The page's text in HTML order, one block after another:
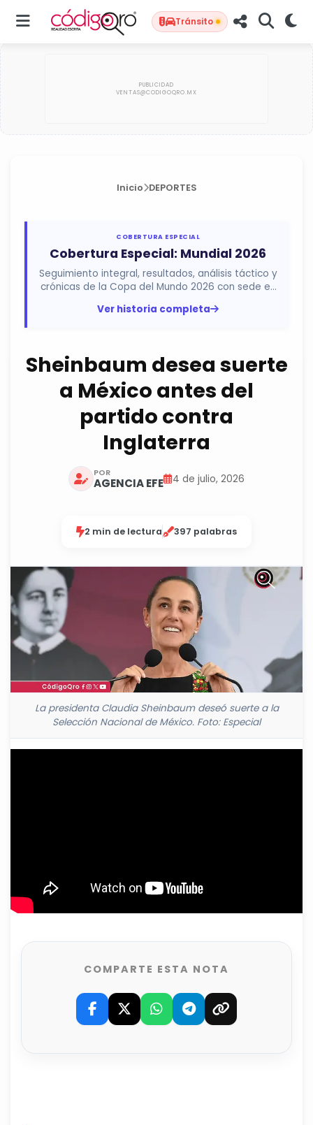
Tránsito
Inicio DEPORTES
COBERTURA ESPECIAL
Cobertura Especial: Mundial 2026
Seguimiento integral, resultados, análisis táctico y
crónicas de la Copa del Mundo 2026 con sede en
Ver historia completa
Sheinbaum desea suerte
a México antes del
partido contra
Inglaterra
POR
AGENCIA EFE 4 de julio, 2026
2 min de lectura 397 palabras
La presidenta Claudia Sheinbaum deseó suerte a la
Selección Nacional de México. Foto: Especial
COMPARTE ESTA NOTA